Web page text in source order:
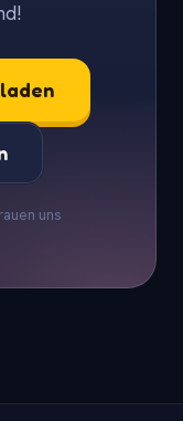
uns